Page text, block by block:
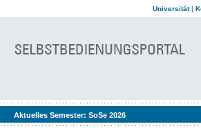
Universität|
Aktuelles Semester: SoSe 2026